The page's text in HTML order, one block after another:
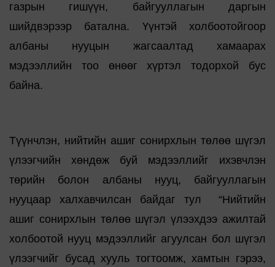
газрын гишүүн, байгууллагын даргын
шийдвэрээр батална. Үүнтэй холбоотойгоор
албаны нууцын жагсаалтад хамаарах
мэдээллийн тоо өнөөг хүртэл тодорхой бус
байна.
Түүнчлэн, нийтийн ашиг сонирхлын төлөө шүгэл
үлээгчийн хөндөж буй мэдээллийг ихэвчлэн
төрийн болон албаны нууц, байгууллагын
нууцаар халхавчилсан байдаг тул “Нийтийн
ашиг сонирхлын төлөө шүгэл үлээхдээ ажилтай
холбоотой нууц мэдээллийг агуулсан бол шүгэл
үлээгчийг бусад хууль тогтоомж, хамтын гэрээ,